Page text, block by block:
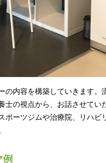
内容を構築していきます。
の視点から、お話させてい
ポーツジムや治療院、リハビ